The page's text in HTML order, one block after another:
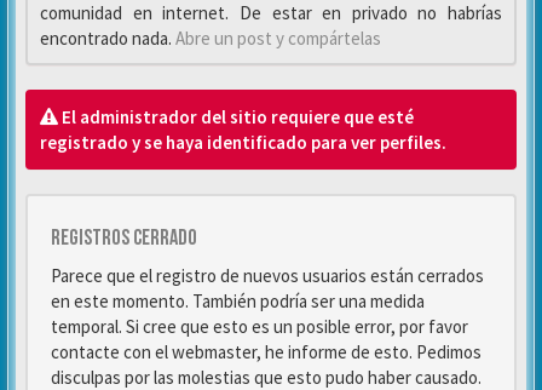
comunidad en internet. De estar en privado no habrías
encontrado nada. Abre un post y compártelas
El administrador del sitio requiere que esté
registrado y se haya identificado para ver perfiles.
Registros cerrado
Parece que el registro de nuevos usuarios están cerrados
en este momento. También podría ser una medida
temporal. Si cree que esto es un posible error, por favor
contacte con el webmaster, he informe de esto. Pedimos
disculpas por las molestias que esto pudo haber causado.